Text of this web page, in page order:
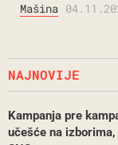
Mašina
NAJNOVIJE
Kampanja pre
učešće na